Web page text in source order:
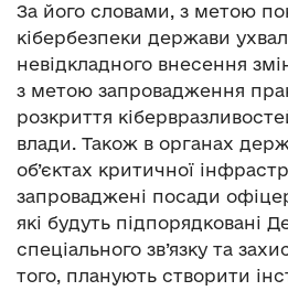
За його словами, з метою
кібербезпеки держави
невідкладного внесення
з метою запровадження
розкриття
влади. Також в органах
об’єктах критичної
запроваджені посади
які будуть підпорядковані
спеціального зв’язку та
того, планують створити